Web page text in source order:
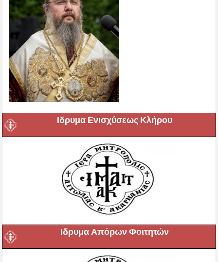
Ιδρυμα Ενισχύσεως Κλήρου
Ιδρυμα Απόρων Φοιτητών